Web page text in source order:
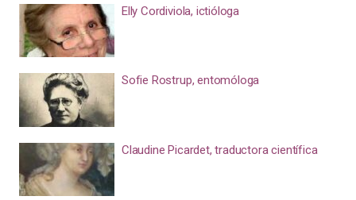
Elly Cordiviola, ictióloga
Sofie Rostrup, entomóloga
Claudine Picardet, traductora científica